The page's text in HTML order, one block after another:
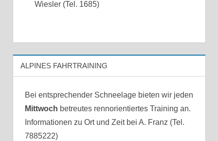
Wiesler (Tel. 1685)
ALPINES FAHRTRAINING
Bei entsprechender Schneelage bieten wir jeden
Mittwoch betreutes rennorientiertes Training an.
Informationen zu Ort und Zeit bei A. Franz (Tel.
7885222)